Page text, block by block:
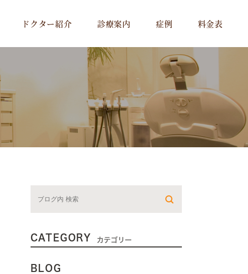
ドクター紹介 診療案内
一般治療･予防治療
インプラント
審美治療
矯正歯科
症例 料金表
CATEGORY カテゴリー
BLOG